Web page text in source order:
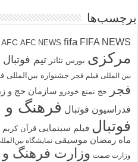
برچسب‌ها
AFC AFC NEWS fifa FIFA NEWS
مرکزی بورس تئاتر تیم
بین المللی فیلم فجر جشنواره بین‌المللی
فجر
حج تمتع خودرو سازمان حج و
فدراسیون فوتبال فرهنگ و
فوتبال فیلم سینمایی قرآن کریم
ماه رمضان موسیقی نمایشگاه
وزارت صمت وزارت فرهنگ و